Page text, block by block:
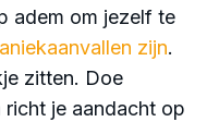
adem om jezelf te
zijn.
zitten. Doe
richt je aandacht op